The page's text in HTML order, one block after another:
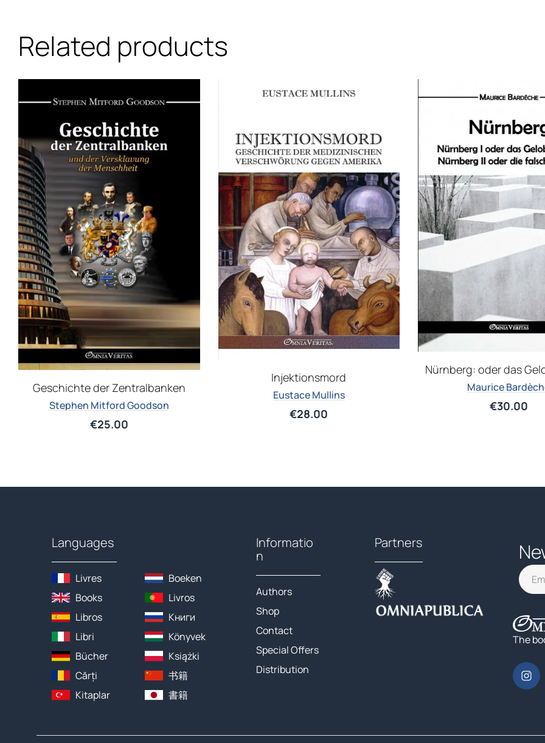
Related products
Geschichte der Zentralbanken
Stephen Mitford Goodson
€25.00
Injektionsmord
Eustace Mullins
€28.00
Nürnberg: oder das
Maurice
€30.00
Languages
Livres
Books
Libros
Libri
Bücher
Cărți
Kitaplar
Boeken
Livros
Книги
Könyvek
Książki
书籍
書籍
Informatio
n
Authors
Shop
Contact
Special Offers
Distribution
Partners
The